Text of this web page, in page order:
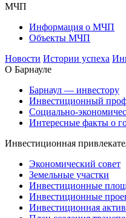
МЧП
Информация о МЧП
Объекты МЧП
Новости Истории успеха
О Барнауле
Барнаул — инвестору
Инвестиционный
Социально-
Интересные факты о
Инвестиционная
Экономический совет
Земельные участки
Инвестиционные
Инвестиционные
Инвестиционная